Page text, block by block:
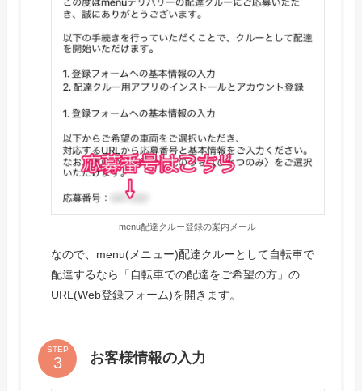
menu配達クルー登録の案内メール
なので、menu(メニュー)配達クルーとして自転車で
配達するなら「自転車での配達をご希望の方」の
URL(Web登録フォーム)を開きます。
STEP
お客様情報の入力